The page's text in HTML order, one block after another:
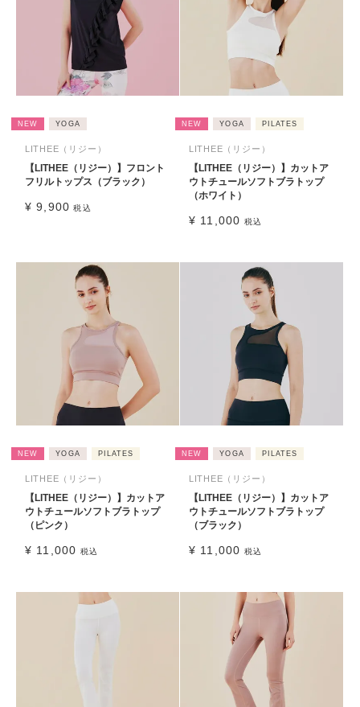
NEW YOGA
LITHEE（リジー）
【LITHEE（リジー）】フロント
フリルトップス（ブラック）
¥ 9,900 税込
NEW YOGA PILATES
LITHEE（リジー）
【LITHEE（リジー）】カットア
ウトチュールソフトブラトップ
（ホワイト）
¥ 11,000 税込
NEW YOGA PILATES
LITHEE（リジー）
【LITHEE（リジー）】カットア
ウトチュールソフトブラトップ
（ピンク）
¥ 11,000 税込
NEW YOGA PILATES
LITHEE（リジー）
【LITHEE（リジー）】カットア
ウトチュールソフトブラトップ
（ブラック）
¥ 11,000 税込